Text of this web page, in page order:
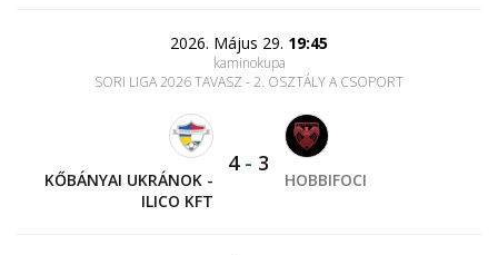
2026. Május 29. 19:45
kaminokupa
SORI LIGA 2026 TAVASZ - 2. OSZTÁLY A CSOPORT
KŐBÁNYAI UKRÁNOK -
ILICO KFT
4- 3
HOBBIFOCI